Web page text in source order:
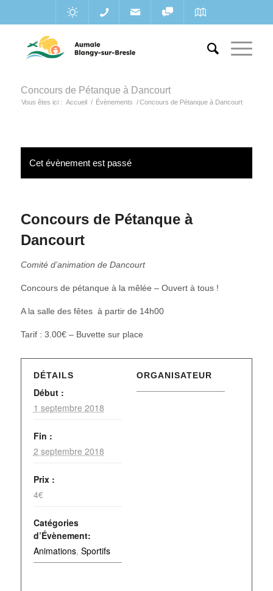
Concours de Pétanque à Dancourt
Vous êtes ici : Accueil / Évènements / Concours de Pétanque à Dancourt
Cet évènement est passé
Concours de Pétanque à
Dancourt
Comité d’animation de Dancourt
Concours de pétanque à la mêlée – Ouvert à tous !
A la salle des fêtes à partir de 14h00
Tarif : 3.00€ – Buvette sur place
DÉTAILS
Début :
1 septembre 2018
Fin :
2 septembre 2018
Prix :
4€
Catégories
d’Évènement:
Animations, Sportifs
ORGANISATEUR